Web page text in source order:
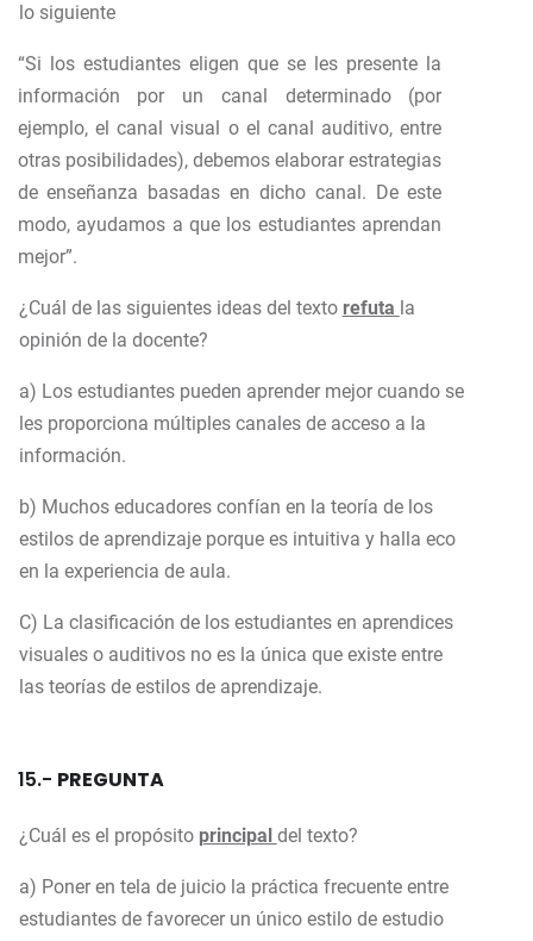
lo siguiente
“Si los estudiantes eligen que se les presente la
información por un canal determinado (por
ejemplo, el canal visual o el canal auditivo, entre
otras posibilidades), debemos elaborar estrategias
de enseñanza basadas en dicho canal. De este
modo, ayudamos a que los estudiantes aprendan
mejor”.
¿Cuál de las siguientes ideas del texto refuta la
opinión de la docente?
a) Los estudiantes pueden aprender mejor cuando se
les proporciona múltiples canales de acceso a la
información.
b) Muchos educadores confían en la teoría de los
estilos de aprendizaje porque es intuitiva y halla eco
en la experiencia de aula.
C) La clasificación de los estudiantes en aprendices
visuales o auditivos no es la única que existe entre
las teorías de estilos de aprendizaje.
15.- PREGUNTA
¿Cuál es el propósito principal del texto?
a) Poner en tela de juicio la práctica frecuente entre
estudiantes de favorecer un único estilo de estudio